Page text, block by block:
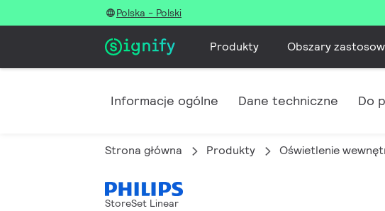
Polska - Polski
Produkty Obszary
Informacje ogólne Dane techniczne Do
Strona główna Produkty Oświetlenie
StoreSet Linear